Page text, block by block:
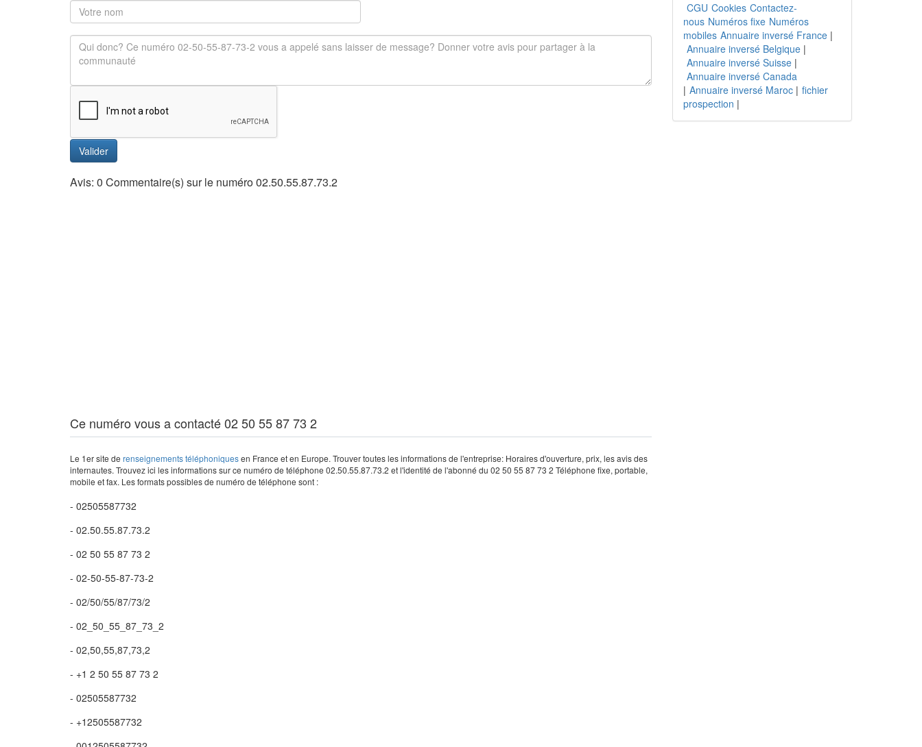
Valider
Avis: 0 Commentaire(s) sur le numéro 02.50.55.87.73.2
Ce numéro vous a contacté 02 50 55 87 73 2
Le 1er site de renseignements téléphoniquesen France et en Europe. Trouver toutes les informations de l'entreprise: Horaires d'ouverture, prix, les avis des
internautes. Trouvez ici les informations sur ce numéro de téléphone 02.50.55.87.73.2 et l'identité de l'abonné du 02 50 55 87 73 2 Téléphone fixe, portable,
mobile et fax. Les formats possibles de numéro de téléphone sont :
- 02505587732
- 02.50.55.87.73.2
- 02 50 55 87 73 2
- 02-50-55-87-73-2
- 02/50/55/87/73/2
- 02_50_55_87_73_2
- 02,50,55,87,73,2
- +1 2 50 55 87 73 2
- 02505587732
- +12505587732
CGU Cookies Contactez-
nous Numéros fixe Numéros
mobiles Annuaire inversé France|
Annuaire inversé Belgique|
Annuaire inversé Suisse|
Annuaire inversé Canada
| Annuaire inversé Maroc| fichier
prospection |